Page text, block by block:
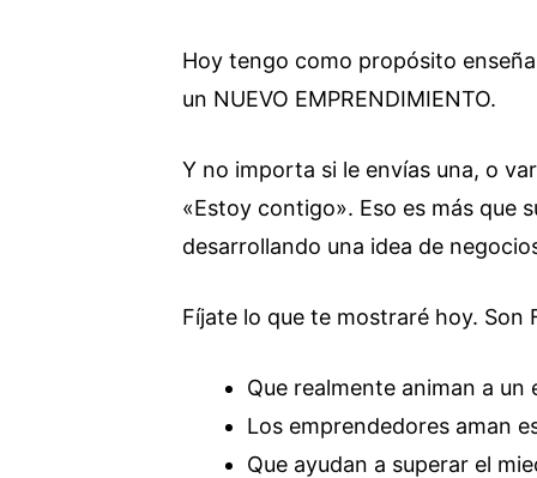
Hoy tengo como propósito
un NUEVO EMPRENDIMIENTO.
Y no importa si le envías una, o
«Estoy contigo». Eso es más que
desarrollando una idea de
Fíjate lo que te mostraré hoy. Son
Que realmente animan a un
Los emprendedores aman
Que ayudan a superar el